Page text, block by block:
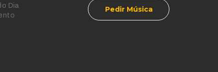
Dia
Pedir Música